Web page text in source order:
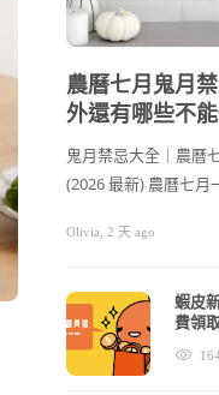
農曆七月鬼月
外還有哪些不
鬼月禁忌大全｜農曆
(2026 最新) 農曆七月
Olivia ,2 天 ago
蝦皮
費領